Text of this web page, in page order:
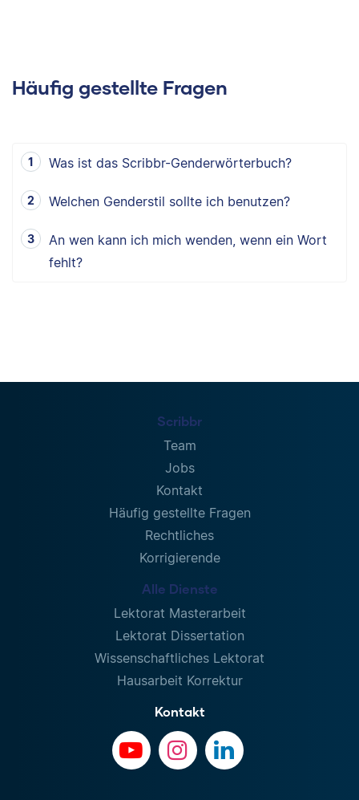
Häufig gestellte Fragen
Was ist das Scribbr-Genderwörterbuch?
Welchen Genderstil sollte ich benutzen?
An wen kann ich mich wenden, wenn ein Wort
fehlt?
Scribbr
Team
Jobs
Kontakt
Häufig gestellte Fragen
Rechtliches
Korrigierende
Alle Dienste
Lektorat Masterarbeit
Lektorat Dissertation
Wissenschaftliches Lektorat
Hausarbeit Korrektur
Kontakt